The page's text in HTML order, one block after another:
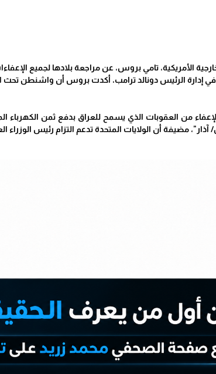
الأمريكية، تامي بروس، عن مراجعة بلادها لجميع
في إدارة الرئيس دونالد ترامب، أكدت بروس أن واشنطن تحث
من العقوبات الذي يسمح للعراق بدفع ثمن